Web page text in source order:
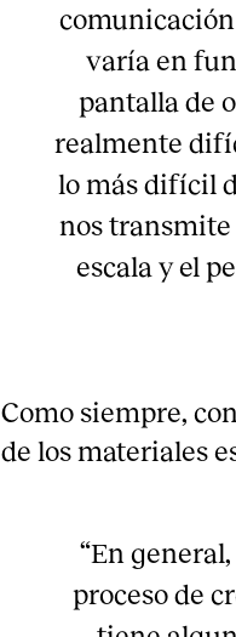
comunicación
varía en
pantalla de
realmente
lo más difícil
nos transmite
escala y el
Como siempre,
de los materiales
“En
proceso de